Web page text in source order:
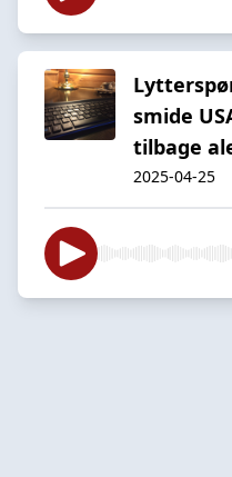
smide
tilbage
2025-04-25